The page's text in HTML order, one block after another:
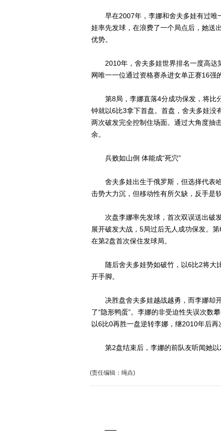
早在2007年，李娜和舍夫多娃有过唯
娃率先发球，在浪费了一个局点后，她送
优势。
2010年，舍夫多娃世界排名一度高达
网唯一一位通过资格赛杀进女单正赛16强
第8局，李娜直落4分成功保发，将比
钟就以6比3拿下首盘。首盘，舍夫多娃没
两次破发完全控制住场面。通过大角度抽
余。
兵败如山倒 体能成“死穴”
舍夫多娃出生于俄罗斯，但选择代表哈
击势大力沉，但移动性有所欠缺，反手是
次盘李娜率先发球，首次双误送出破发
展开破发大战，5局过后无人成功保发。
在第2盘首次保住发球局。
随后舍夫多娃势如破竹，以6比2将大
开手脚。
决胜盘舍夫多娃越战越勇，而李娜却开
了“隐形鸭蛋”。李娜的非受迫性失误次数
以6比0再胜一盘逆转李娜，继2010年后
第2盘结束后，李娜的前队友听闻她以2
(责任编辑：绳垚)